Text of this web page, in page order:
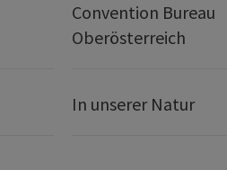
Convention Bureau
Oberösterreich
In unserer Natur